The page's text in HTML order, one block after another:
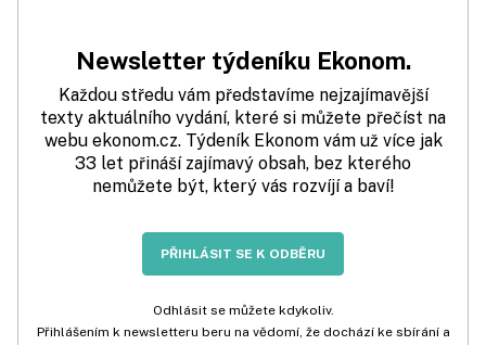
Newsletter týdeníku Ekonom.
Každou středu vám představíme nejzajímavější
texty aktuálního vydání, které si můžete přečíst na
webu ekonom.cz. Týdeník Ekonom vám už více jak
33 let přináší zajímavý obsah, bez kterého
nemůžete být, který vás rozvíjí a baví!
PŘIHLÁSIT SE K ODBĚRU
Odhlásit se můžete kdykoliv.
Přihlášením k newsletteru beru na vědomí, že dochází ke sbírání a